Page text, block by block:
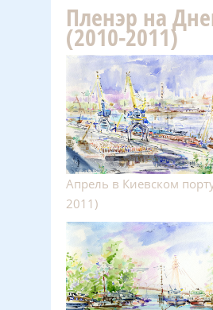
Пленэр на
(2010-2011)
Апрель в Киевском
2011)